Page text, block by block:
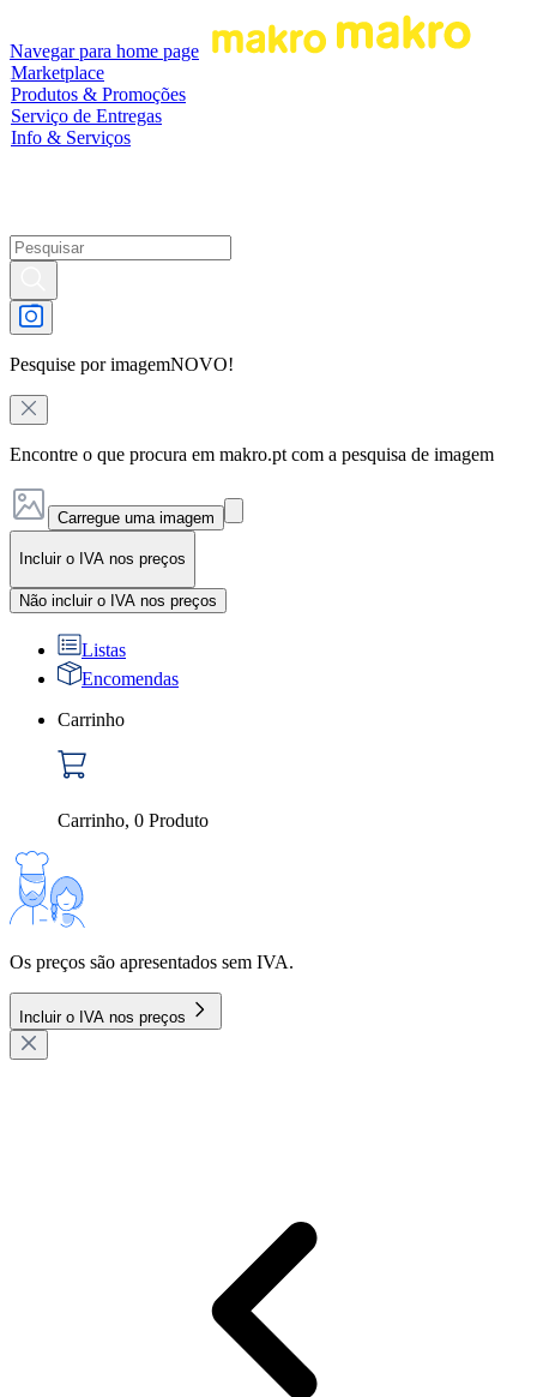
Navegar para home page
Marketplace
Produtos & Promoções
Serviço de Entregas
Info & Serviços
Pesquise por imagemNOVO!
Encontre o que procura em makro.pt com a pesquisa de imagem
Carregue uma imagem
Incluir o IVA nos preços
Não incluir o IVA nos preços
Listas
Encomendas
Carrinho
Carrinho, 0 Produto
Os preços são apresentados sem IVA.
Incluir o IVA nos preços